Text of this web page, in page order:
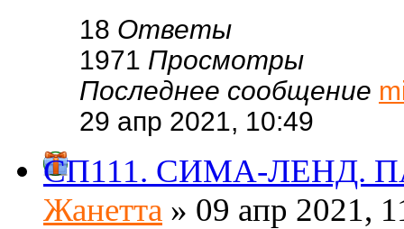
18 Ответы
1971 Просмотры
Последнее сообщение
29 апр 2021, 10:49
СП111. СИМА-ЛЕНД.
Жанетта » 09 апр 2021,